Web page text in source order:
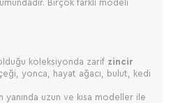
Birçok farklı modeli
koleksiyonda zarif zincir
yonca, hayat ağacı, bulut, kedi
uzun ve kısa modeller ile